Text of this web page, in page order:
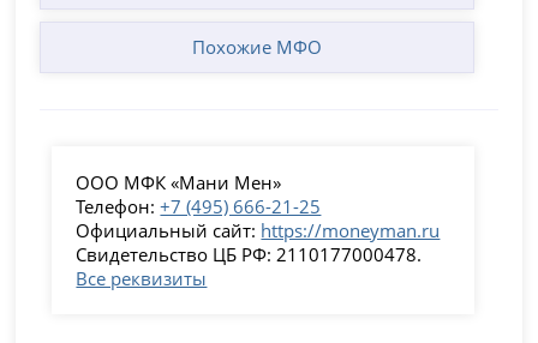
Похожие МФО
ООО МФК «Мани Мен»
Телефон:+7 (495) 666-21-25
Официальный сайт: https://moneyman.ru
Свидетельство ЦБ РФ: 2110177000478.
Все реквизиты